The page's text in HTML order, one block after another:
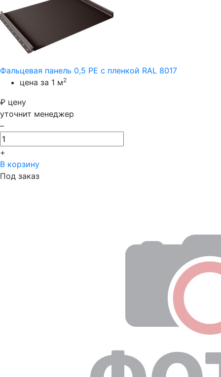
Фальцевая панель 0,5 PE с пленкой RAL 8017
цена за 1 м2
₽ цену
уточнит менеджер
–
+
В корзину
Под заказ